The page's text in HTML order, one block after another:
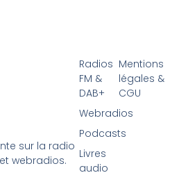
sur la radio
webradios.
Radios
FM &
DAB+
Webradios
Podcasts
Livres
audio
Mentions
légales &
CGU